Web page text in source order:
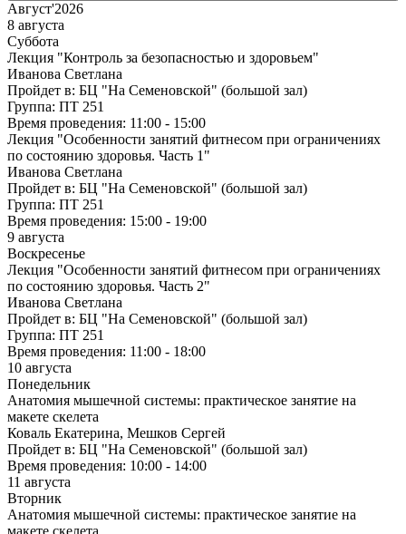
Август'2026
8 августа
Суббота
Лекция "Контроль за безопасностью и здоровьем"
Иванова Светлана
Пройдет в: БЦ "На Семеновской" (большой зал)
Группа: ПТ 251
Время проведения: 11:00 - 15:00
Лекция "Особенности занятий фитнесом при ограничениях
по состоянию здоровья. Часть 1"
Иванова Светлана
Пройдет в: БЦ "На Семеновской" (большой зал)
Группа: ПТ 251
Время проведения: 15:00 - 19:00
9 августа
Воскресенье
Лекция "Особенности занятий фитнесом при ограничениях
по состоянию здоровья. Часть 2"
Иванова Светлана
Пройдет в: БЦ "На Семеновской" (большой зал)
Группа: ПТ 251
Время проведения: 11:00 - 18:00
10 августа
Понедельник
Анатомия мышечной системы: практическое занятие на
макете скелета
Коваль Екатерина, Мешков Сергей
Пройдет в: БЦ "На Семеновской" (большой зал)
Время проведения: 10:00 - 14:00
11 августа
Вторник
Анатомия мышечной системы: практическое занятие на
макете скелета